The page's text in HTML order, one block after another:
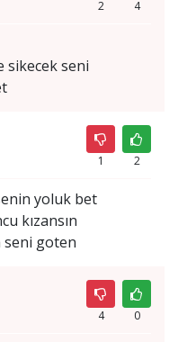
2 4
sikecek seni
1 2
yoluk bet
kızansın
seni goten
4 0